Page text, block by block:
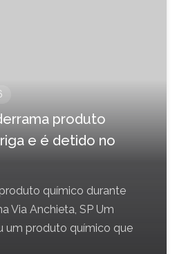
produto
e é detido no
químico durante
Via Anchieta, SP Um
um produto químico que